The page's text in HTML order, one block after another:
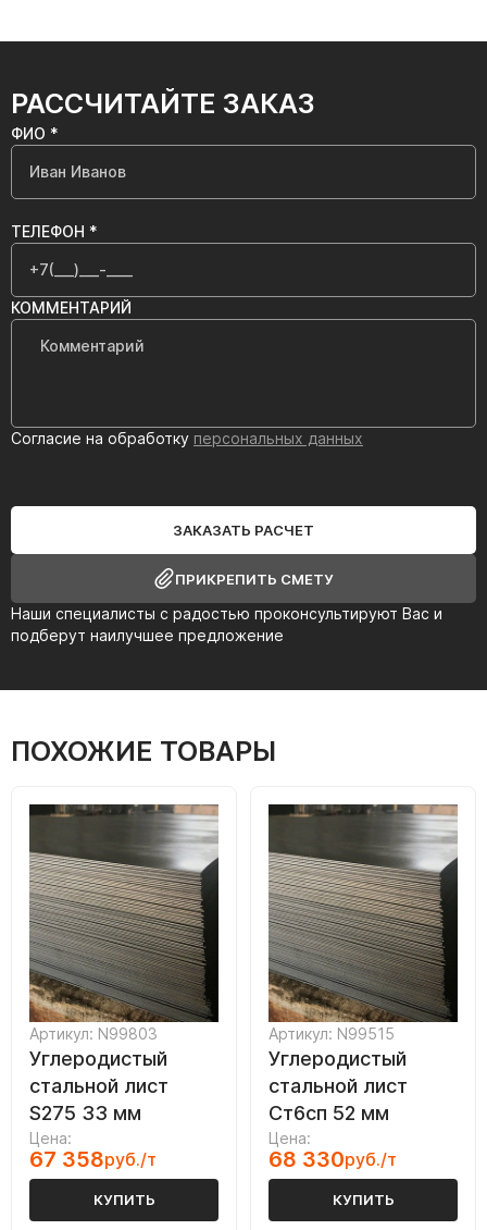
РАССЧИТАЙТЕ ЗАКАЗ
Наши специалисты с радостью проконсультируют Вас и
подберут наилучшее предложение
ФИО *
ТЕЛЕФОН *
КОММЕНТАРИЙ
Согласие на обработку персональных данных
ЗАКАЗАТЬ РАСЧЕТ
ПРИКРЕПИТЬ СМЕТУ
ПОХОЖИЕ ТОВАРЫ
Артикул: N99803
Углеродистый
стальной лист
S275 33 мм
Цена:
67 358руб./т
КУПИТЬ
Артикул: N99515
Углеродистый
стальной лист
Ст6сп 52 мм
Цена:
68 330руб./т
КУПИТЬ